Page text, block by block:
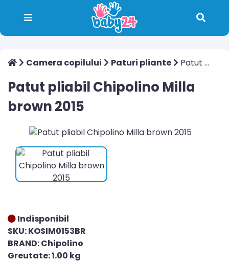
Camera copilului Paturi pliante Patut pliabil Chipolino Milla brown 2015
Patut pliabil Chipolino Milla
brown 2015
Indisponibil
SKU: KOSIM0153BR
BRAND: Chipolino
Greutate: 1.00 kg